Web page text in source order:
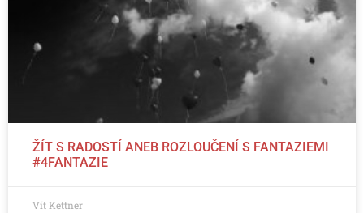
ŽÍT S RADOSTÍ ANEB ROZLOUČENÍ S FANTAZIEMI
#4FANTAZIE
Vít Kettner